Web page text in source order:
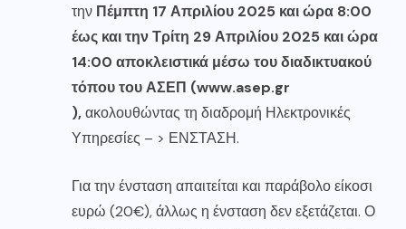
την Πέμπτη 17 Απριλίου 2025 και ώρα 8:00
έως και την Τρίτη 29 Απριλίου 2025 και ώρα
14:00 αποκλειστικά μέσω του διαδικτυακού
τόπου του ΑΣΕΠ (www.asep.gr
),ακολουθώντας τη διαδρομή Ηλεκτρονικές
Υπηρεσίες – > ΕΝΣΤΑΣΗ.
Για την ένσταση απαιτείται και παράβολο είκοσι
ευρώ (20€), άλλως η ένσταση δεν εξετάζεται. Ο